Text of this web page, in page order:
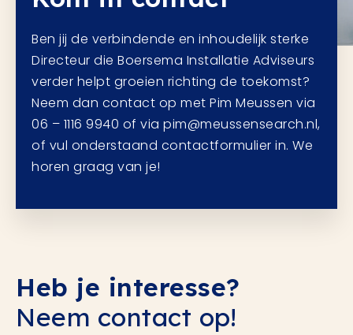
Ben jij de verbindende en inhoudelijk sterke
Directeur die Boersema Installatie Adviseurs
verder helpt groeien richting de toekomst?
Neem dan contact op met Pim Meussen via
06 – 1116 9940 of via pim@meussensearch.nl,
of vul onderstaand contactformulier in. We
horen graag van je!
Heb je interesse?
Neem contact op!